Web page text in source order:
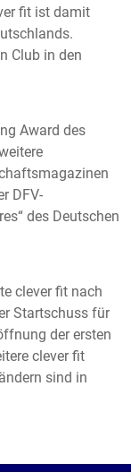
fit ist damit
Club in den
Award des
DFV-
des Deutschen
clever fit nach
Startschuss für
der ersten
clever fit
sind in